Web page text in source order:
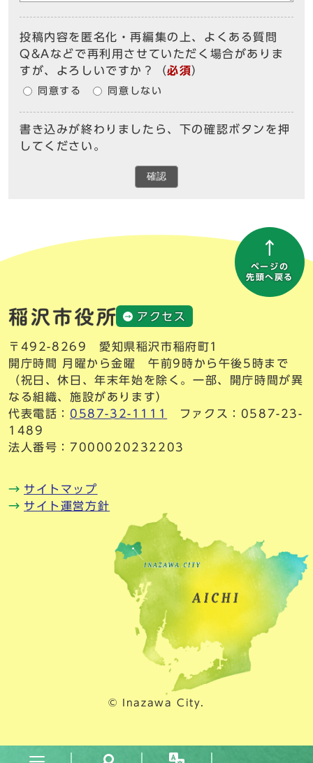
投稿内容を匿名化・再編集の上、よくある質問
Q&Aなどで再利用させていただく場合がありま
すが、よろしいですか？
（必須）
同意する 同意しない
書き込みが終わりましたら、下の確認ボタンを押
してください。
確認
ページの
先頭へ戻る
アクセス
〒492-8269 愛知県稲沢市稲府町1
開庁時間 月曜から金曜 午前9時から午後5時まで
（祝日、休日、年末年始を除く。一部、開庁時間が異
なる組織、施設があります）
代表電話： 0587-32-1111
ファクス：0587-23-
1489
法人番号：7000020232203
サイトマップ
サイト運営方針
© Inazawa City.